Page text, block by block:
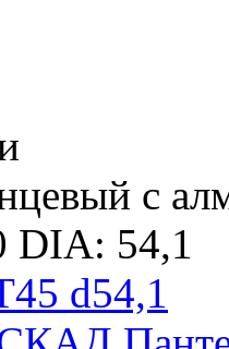
с
DIA: 54,1